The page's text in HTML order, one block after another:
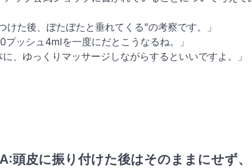
た後、ぼたぼたと垂れてくる”の考察です。」
ッシュ4mlを一度にだとこうなるね。」
、ゆっくりマッサージしながらするといいですよ。」
頭皮に振り付けた後はそのままにせず